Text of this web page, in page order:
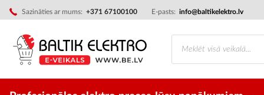
Sazināties ar mums: +371 67100100 E-pasts: info@baltikelektro.lv
Skip
to
Content